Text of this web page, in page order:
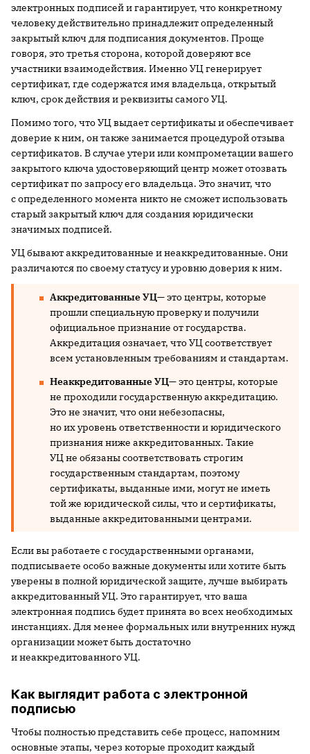
электронных подписей и гарантирует, что конкретному
человеку действительно принадлежит определенный
закрытый ключ для подписания документов. Проще
говоря, это третья сторона, которой доверяют все
участники взаимодействия. Именно УЦ генерирует
сертификат, где содержатся имя владельца, открытый
ключ, срок действия и реквизиты самого УЦ.
Помимо того, что УЦ выдает сертификаты и обеспечивает
доверие к ним, он также занимается процедурой отзыва
сертификатов. В случае утери или компрометации вашего
закрытого ключа удостоверяющий центр может отозвать
сертификат по запросу его владельца. Это значит, что
с определенного момента никто не сможет использовать
старый закрытый ключ для создания юридически
значимых подписей.
УЦ бывают аккредитованные и неаккредитованные. Они
различаются по своему статусу и уровню доверия к ним.
Аккредитованные УЦ— это центры, которые
прошли специальную проверку и получили
официальное признание от государства.
Аккредитация означает, что УЦ соответствует
всем установленным требованиям и стандартам.
Неаккредитованные УЦ— это центры, которые
не проходили государственную аккредитацию.
Это не значит, что они небезопасны,
но их уровень ответственности и юридического
признания ниже аккредитованных. Такие
УЦ не обязаны соответствовать строгим
государственным стандартам, поэтому
сертификаты, выданные ими, могут не иметь
той же юридической силы, что и сертификаты,
выданные аккредитованными центрами.
Если вы работаете с государственными органами,
подписываете особо важные документы или хотите быть
уверены в полной юридической защите, лучше выбирать
аккредитованный УЦ. Это гарантирует, что ваша
электронная подпись будет принята во всех необходимых
инстанциях. Для менее формальных или внутренних нужд
организации может быть достаточно
и неаккредитованного УЦ.
Как выглядит работа с электронной
подписью
Чтобы полностью представить себе процесс, напомним
основные этапы, через которые проходит каждый